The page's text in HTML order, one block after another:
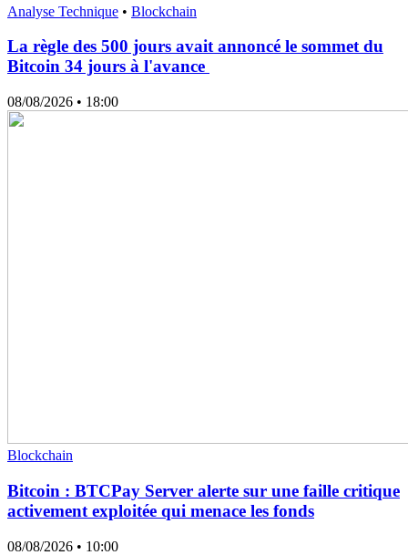
Analyse Technique • Blockchain
La règle des 500 jours avait annoncé le sommet du
Bitcoin 34 jours à l'avance
08/08/2026 • 18:00
Blockchain
Bitcoin : BTCPay Server alerte sur une faille critique
activement exploitée qui menace les fonds
08/08/2026 • 10:00